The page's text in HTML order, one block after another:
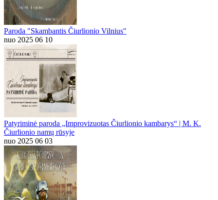
Paroda "Skambantis Čiurlionio Vilnius"
nuo 2025 06 10
Patyriminė paroda „Improvizuotas Čiurlionio kambarys“ | M. K.
Čiurlionio namų rūsyje
nuo 2025 06 03